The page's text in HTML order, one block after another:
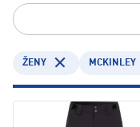
ŽENY MCKINLEY